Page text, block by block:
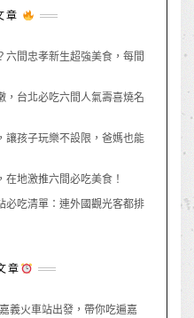
章
六間忠孝新生超強美食，每間
，台北必吃六間人氣壽喜燒名
讓孩子玩樂不設限，爸媽也能
地激推六間必吃美食！
必吃清單：連外國觀光客都排
章
義火車站出發，帶你吃遍嘉